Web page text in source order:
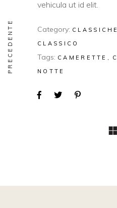
vehicula ut id elit.
Category: CLASSICHE
CLASSICO
Tags: CAMERETTE
NOTTE
PRECEDENTE